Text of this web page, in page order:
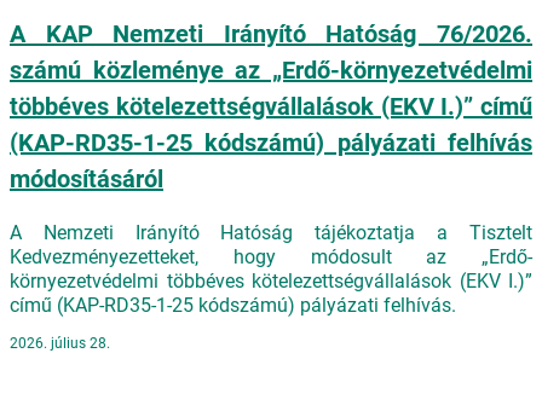
A KAP Nemzeti Irányító Hatóság 76/2026.
számú közleménye az „Erdő-környezetvédelmi
többéves kötelezettségvállalások (EKV I.)” című
(KAP-RD35-1-25 kódszámú) pályázati felhívás
módosításáról
A Nemzeti Irányító Hatóság tájékoztatja a Tisztelt
Kedvezményezetteket, hogy módosult az „Erdő-
környezetvédelmi többéves kötelezettségvállalások (EKV I.)”
című (KAP-RD35-1-25 kódszámú) pályázati felhívás.
2026. július 28.